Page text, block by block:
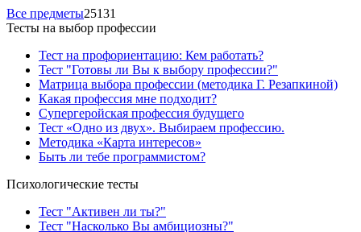
Все предметы25131
Тесты на выбор профессии
Тест на профориентацию: Кем работать?
Тест "Готовы ли Вы к выбору профессии?"
Матрица выбора профессии (методика Г. Резапкиной)
Какая профессия мне подходит?
Супергеройская профессия будущего
Тест «Одно из двух». Выбираем профессию.
Методика «Карта интересов»
Быть ли тебе программистом?
Психологические тесты
Тест "Активен ли ты?"
Тест "Насколько Вы амбициозны?"